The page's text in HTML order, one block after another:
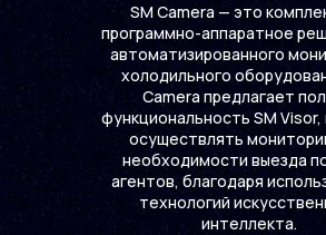
SM Camera — это
программно-аппаратное
автоматизированного
холодильного
Camera предлагает
функциональность SM Visor,
осуществлять
необходимости выезда
агентов, благодаря
технологий
интеллекта.